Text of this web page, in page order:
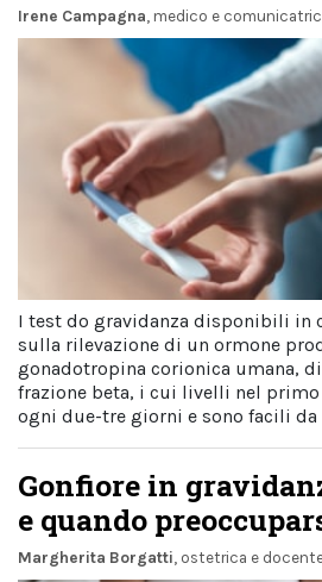
Irene Campagna, medico e
I test do gravidanza disponibili in
sulla rilevazione di un ormone
gonadotropina corionica umana,
frazione beta, i cui livelli nel
ogni due-tre giorni e sono facili da
Gonfiore in
e quando
Margherita Borgatti , ostetrica e